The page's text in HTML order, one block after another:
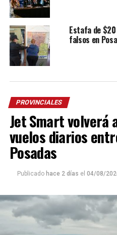
Estafa de
falsos en
PROVINCIALES
Jet Smart volverá
vuelos diarios
Posadas
Publicado hace 2 días el 04/08/